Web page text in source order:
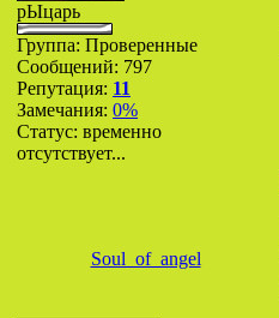
рЫцарь
Группа: Проверенные
Сообщений: 797
Репутация: 11
Замечания: 0%
Статус: временно
отсутствует...
Soul_of_angel